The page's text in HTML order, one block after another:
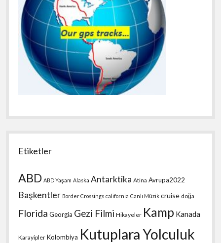
Etiketler
ABD ABD Yaşam Alaska Antarktika Atina Avrupa2022
Başkentler Border Crossings california Canlı Müzik cruise doğa
Florida Georgia Gezi Filmi Hikayeler Kamp Kanada
Karayipler Kolombiya Kutuplara Yolculuk